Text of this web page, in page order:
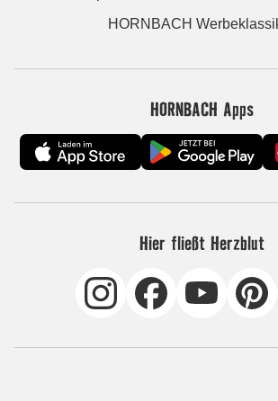
HORNBACH
HORNBACH Apps
Hier fließt Herzblut